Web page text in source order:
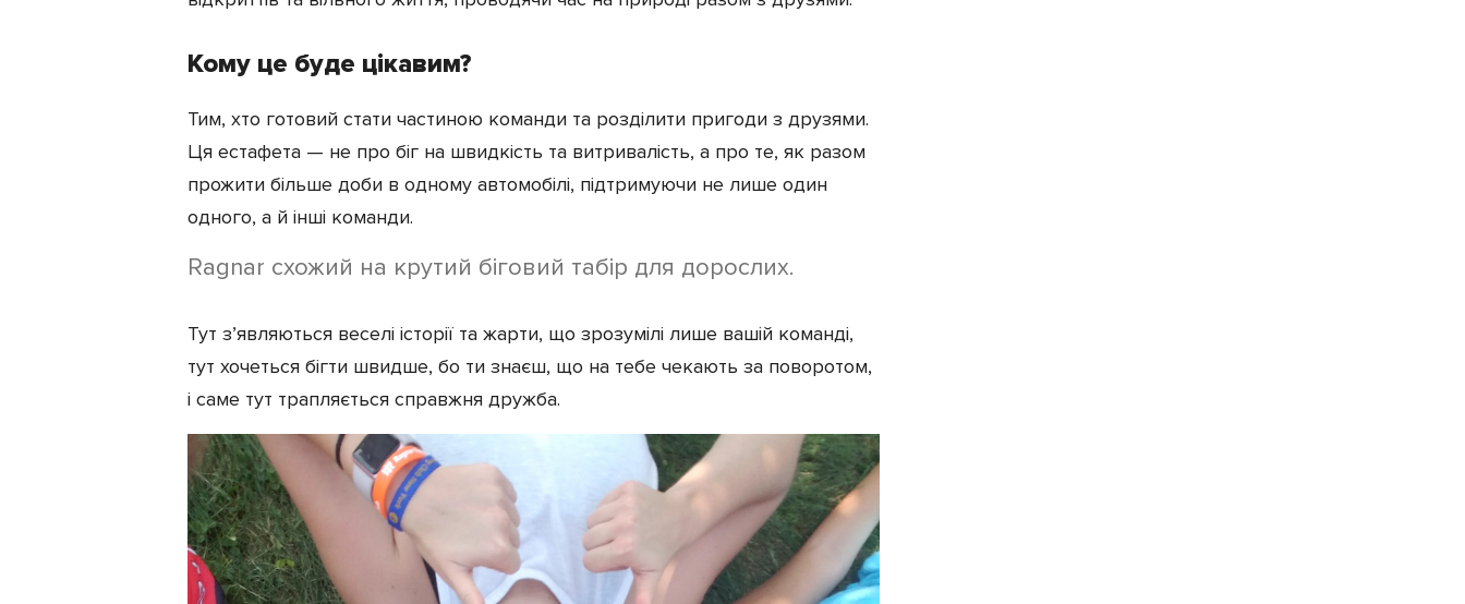
Кому це буде цікавим?
Тим, хто готовий стати частиною команди та розділити пригоди з друзями.
Ця естафета — не про біг на швидкість та витривалість, а про те, як разом
прожити більше доби в одному автомобілі, підтримуючи не лише один
одного, а й інші команди.
Ragnar схожий на крутий біговий табір для дорослих.
Тут з’являються веселі історії та жарти, що зрозумілі лише вашій команді,
тут хочеться бігти швидше, бо ти знаєш, що на тебе чекають за поворотом,
і саме тут трапляється справжня дружба.